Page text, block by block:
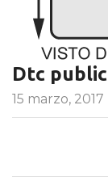
Dtc
15 marzo, 2017